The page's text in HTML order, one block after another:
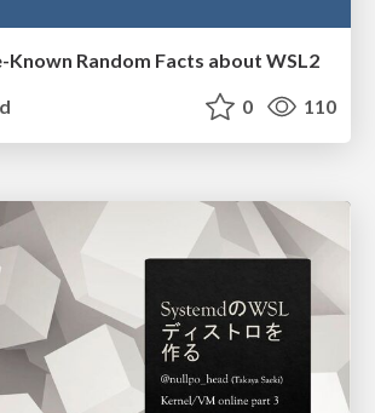
Known Random Facts about WSL2
0 110